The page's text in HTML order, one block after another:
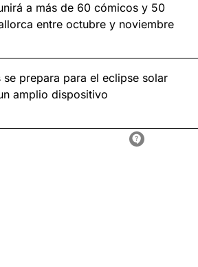
a más de 60 cómicos y 50
entre octubre y noviembre
se prepara para el eclipse solar
amplio dispositivo